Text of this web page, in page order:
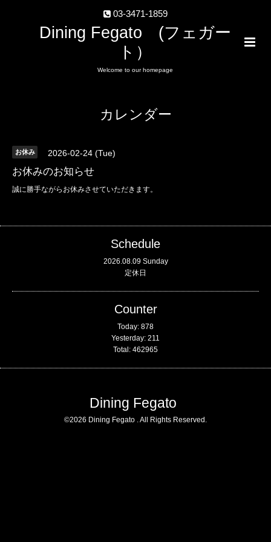
03-3471-1859
Dining Fegato (フェガー
ト）
Welcome to our homepage
カレンダー
お休み 2026-02-24 (Tue)
お休みのお知らせ
誠に勝手ながらお休みさせていただきます。
Schedule
2026.08.09 Sunday
定休日
Counter
Today: 878
Yesterday: 211
Total: 462965
Dining Fegato
©2026 Dining Fegato . All Rights Reserved.